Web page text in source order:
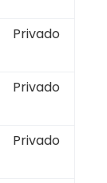
Privado
Privado
Privado